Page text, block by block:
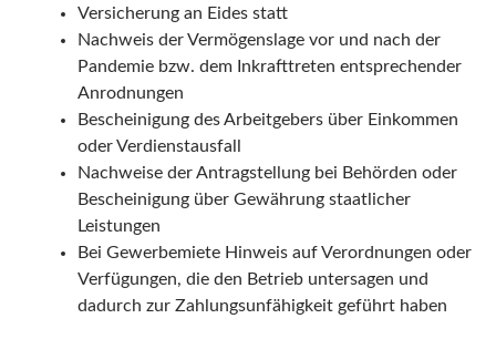
Versicherung an Eides statt
Nachweis der Vermögenslage vor und nach der
Pandemie bzw. dem Inkrafttreten entsprechender
Anrodnungen
Bescheinigung des Arbeitgebers über Einkommen
oder Verdienstausfall
Nachweise der Antragstellung bei Behörden oder
Bescheinigung über Gewährung staatlicher
Leistungen
Bei Gewerbemiete Hinweis auf Verordnungen oder
Verfügungen, die den Betrieb untersagen und
dadurch zur Zahlungsunfähigkeit geführt haben